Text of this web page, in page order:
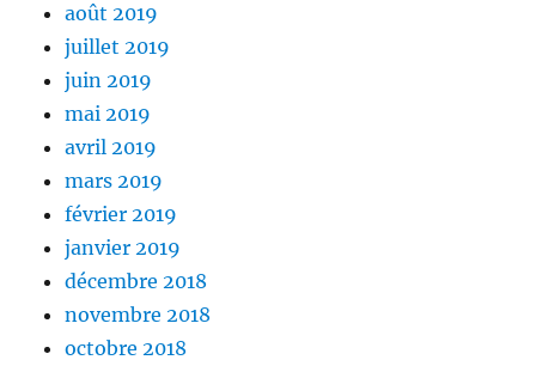
août 2019
juillet 2019
juin 2019
mai 2019
avril 2019
mars 2019
février 2019
janvier 2019
décembre 2018
novembre 2018
octobre 2018